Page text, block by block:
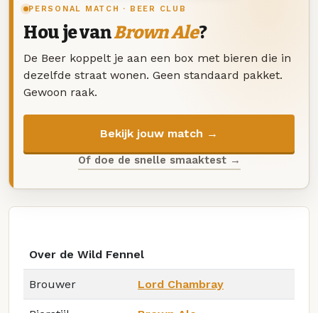
PERSONAL MATCH · BEER CLUB
Hou je vanBrown Ale?
De Beer koppelt je aan een box met bieren die in
dezelfde straat wonen. Geen standaard pakket.
Gewoon raak.
Bekijk jouw match →
Of doe de snelle smaaktest →
Over de Wild Fennel
Brouwer Lord Chambray